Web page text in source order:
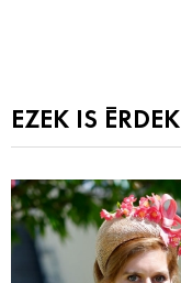
EZEK IS